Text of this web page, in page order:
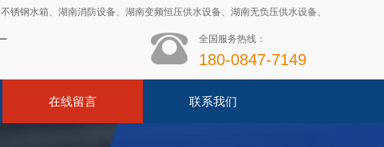
不锈钢水箱、 湖南消防设备、 湖南变频恒压供水设备、 湖南无负压供水设备、
全国服务热线：
180-0847-7149
在线留言 联系我们